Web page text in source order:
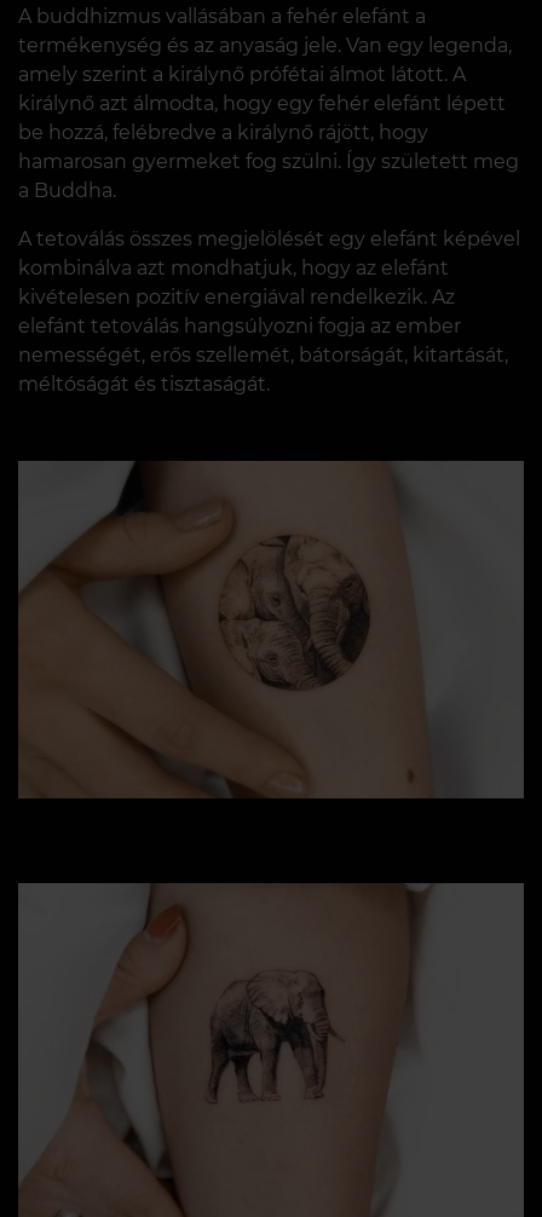
A buddhizmus vallásában a fehér elefánt a
termékenység és az anyaság jele. Van egy legenda,
amely szerint a királynő prófétai álmot látott. A
királynő azt álmodta, hogy egy fehér elefánt lépett
be hozzá, felébredve a királynő rájött, hogy
hamarosan gyermeket fog szülni. Így született meg
a Buddha.
A tetoválás összes megjelölését egy elefánt képével
kombinálva azt mondhatjuk, hogy az elefánt
kivételesen pozitív energiával rendelkezik. Az
elefánt tetoválás hangsúlyozni fogja az ember
nemességét, erős szellemét, bátorságát, kitartását,
méltóságát és tisztaságát.